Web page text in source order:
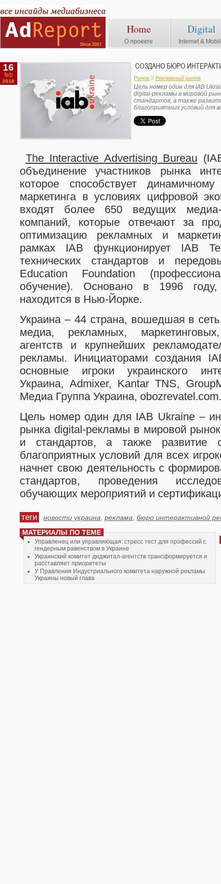
Home
О проекте
Digital
Internet &
16
feb
2018
СОЗДАНО БЮРО
Рынок // Рекламный рынок
Цель номер один для IAB
digital-рекламы в мировой
стандартов, а также
благоприятных условий для
The Interactive Advertising Bureau
объединение участников рынка
которое способствует
маркетинга в условиях цифровой
входят более 650 ведущих медиа-
компаний, которые отвечают за
оптимизацию рекламных и
рамках IAB функционирует IAB
технических стандартов и
Education Foundation
обучение). Основано в 1996
находится в Нью-Йорке.
Украина – 44 страна, вошедшая в
медиа, рекламных, маркетинговых,
агентств и крупнейших
рекламы. Инициаторами создания
основные игроки украинского
Украина, Admixer, Kantar TNS,
Медиа Группа Украина, obozrevatel.com.
Цель номер один для IAB Ukraine –
рынка digital-рекламы в мировой
и стандартов, а также развитие
благоприятных условий для всех
начнет свою деятельность с
стандартов, проведения
обучающих мероприятий и
теги новости украина реклама бюро интерактивной
МАТЕРИАЛЫ ПО ТЕМЕ
Управленец или управляющая: стресс тест для профессий с
гендерным равенством в Украине
Украинский комитет диджитал-агентств трансформируется и
расставляет приоритеты
У Правления Индустриального комитета наружной рекламы
Украины новый глава